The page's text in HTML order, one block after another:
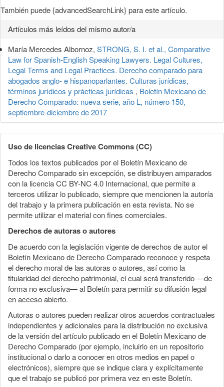
También puede {advancedSearchLink} para este artículo.
Artículos más leídos del mismo autor/a
María Mercedes Albornoz, STRONG, S. I. et al., Comparative
Law for Spanish-English Speaking Lawyers. Legal Cultures,
Legal Terms and Legal Practices. Derecho comparado para
abogados anglo- e hispanoparlantes. Culturas jurídicas,
términos jurídicos y prácticas jurídicas , Boletín Mexicano de
Derecho Comparado: nueva serie, año L, número 150,
septiembre-diciembre de 2017
Uso de licencias Creative Commons (CC)
Todos los textos publicados por el Boletín Mexicano de
Derecho Comparado sin excepción, se distribuyen amparados
con la licencia CC BY-NC 4.0 Internacional, que permite a
terceros utilizar lo publicado, siempre que mencionen la autoría
del trabajo y la primera publicación en esta revista. No se
permite utilizar el material con fines comerciales.
Derechos de autoras o autores
De acuerdo con la legislación vigente de derechos de autor el
Boletín Mexicano de Derecho Comparado reconoce y respeta
el derecho moral de las autoras o autores, así como la
titularidad del derecho patrimonial, el cual será transferido —de
forma no exclusiva— al Boletín para permitir su difusión legal
en acceso abierto.
Autoras o autores pueden realizar otros acuerdos contractuales
independientes y adicionales para la distribución no exclusiva
de la versión del artículo publicado en el Boletín Mexicano de
Derecho Comparado (por ejemplo, incluirlo en un repositorio
institucional o darlo a conocer en otros medios en papel o
electrónicos), siempre que se indique clara y explícitamente
que el trabajo se publicó por primera vez en este Boletín.